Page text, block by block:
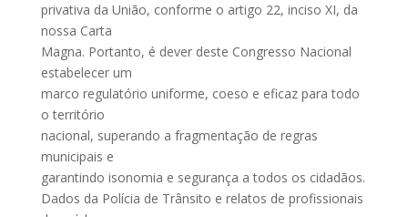
privativa da União, conforme o artigo 22, inciso XI, da
nossa Carta
Magna. Portanto, é dever deste Congresso Nacional
estabelecer um
marco regulatório uniforme, coeso e eficaz para todo
o território
nacional, superando a fragmentação de regras
municipais e
garantindo isonomia e segurança a todos os cidadãos.
Dados da Polícia de Trânsito e relatos de profissionais